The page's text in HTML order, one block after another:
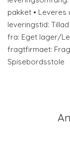
pakket • Leveres
leveringstid:
fra: Eget lager/
fragtfirmaet:
Spisebordsstole